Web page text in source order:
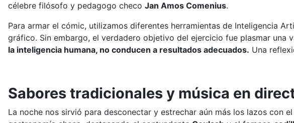
célebre filósofo y pedagogo checo Jan Amos Comenius.
Para armar el cómic, utilizamos diferentes herramientas de Inteligencia
gráfico. Sin embargo, el verdadero objetivo del ejercicio fue plasmar una
la inteligencia humana, no conducen a resultados adecuados. Una
Sabores tradicionales y música en
La noche nos sirvió para desconectar y estrechar aún más los lazos con